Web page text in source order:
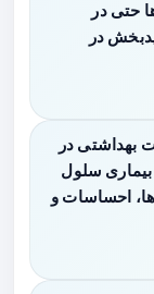
حتی در
در
بهداشتی در
بیماری سلول
احساسات و